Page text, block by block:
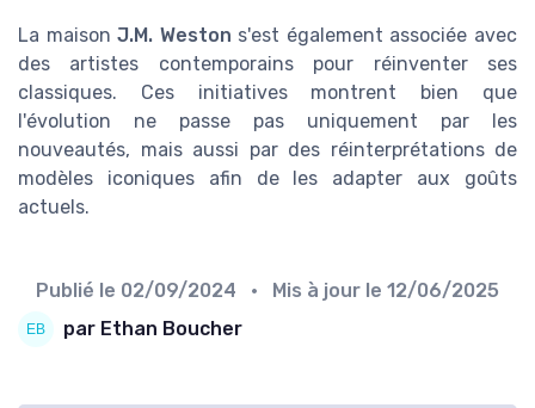
La maisonJ.M. Weston s'est également associée avec
des artistes contemporains pour réinventer ses
classiques. Ces initiatives montrent bien que
l'évolution ne passe pas uniquement par les
nouveautés, mais aussi par des réinterprétations de
modèles iconiques afin de les adapter aux goûts
actuels.
Publié le 02/09/2024 • Mis à jour le 12/06/2025
par Ethan Boucher